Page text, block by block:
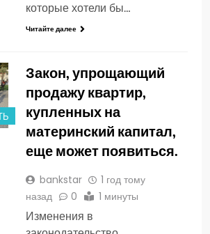
которые хотели бы…
Читайте далее
Закон, упрощающий
продажу квартир,
купленных на
материнский капитал,
еще может появиться.
bankstar
1 год тому
назад
0 1 минуты
Изменения в